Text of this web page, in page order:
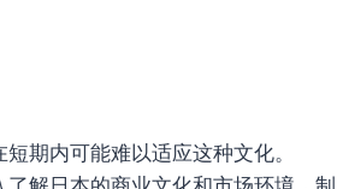
期内可能难以适应这种文化。